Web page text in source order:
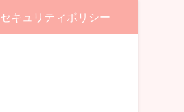
セキュリティポリシー